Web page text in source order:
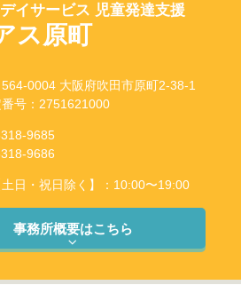
イサービス 児童発達支援
ス原町
0004 大阪府吹田市原町2-38-1
号：2751621000
9685
9686
日・祝日除く】：10:00〜19:00
事務所概要はこちら